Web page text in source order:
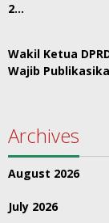
2…
Wakil Ketua
Wajib
Archives
August 2026
July 2026